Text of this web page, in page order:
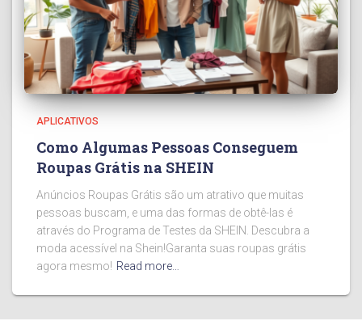
APLICATIVOS
Como Algumas Pessoas Conseguem
Roupas Grátis na SHEIN
Anúncios Roupas Grátis são um atrativo que muitas
pessoas buscam, e uma das formas de obtê-las é
através do Programa de Testes da SHEIN. Descubra a
moda acessível na Shein!Garanta suas roupas grátis
agora mesmo! Read more…